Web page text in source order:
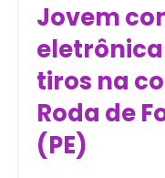
no Recife (PE)
Jovem
tiros na
Roda de
(PE)